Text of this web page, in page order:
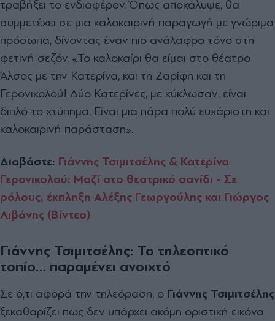
τραβήξει το ενδιαφέρον. Όπως αποκάλυψε, θα
συμμετέχει σε μια καλοκαιρινή παραγωγή με γνώριμα
πρόσωπα, δίνοντας έναν πιο ανάλαφρο τόνο στη
φετινή σεζόν. «Το καλοκαίρι θα είμαι στο θέατρο
Άλσος με την Κατερίνα, και τη Ζαρίφη και τη
Γερονικολού! Δύο Κατερίνες, με κύκλωσαν, είναι
διπλό το χτύπημα. Είναι μια πάρα πολύ ευχάριστη και
καλοκαιρινή παράσταση».
Διαβάστε: Γιάννης Τσιμιτσέλης & Κατερίνα
Γερονικολού: Μαζί στο θεατρικό σανίδι - Σε
ρόλους, έκπληξη Αλέξης Γεωργούλης και Γιώργος
Λιβάνης (Βίντεο)
Γιάννης Τσιμιτσέλης: Το τηλεοπτικό
τοπίο… παραμένει ανοιχτό
Σε ό,τι αφορά την τηλεόραση, ο Γιάννης Τσιμιτσέλης
ξεκαθαρίζει πως δεν υπάρχει ακόμη οριστική εικόνα